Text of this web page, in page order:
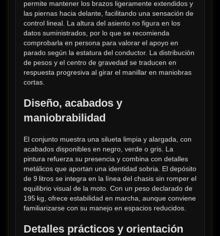
permite mantener los brazos ligeramente extendidos y
las piernas hacia delante, facilitando una sensación de
control lineal. La altura del asiento no figura en los
datos suministrados, por lo que se recomienda
comprobarla en persona para valorar el apoyo en
parado según la estatura del conductor. La distribución
de pesos y el centro de gravedad se traducen en
respuesta progresiva al girar el manillar en maniobras
cortas.
Diseño, acabados y
maniobrabilidad
El conjunto muestra una silueta limpia y alargada, con
acabados disponibles en negro, verde o gris. La
pintura refuerza su presencia y combina con detalles
metálicos que aportan una identidad sobria. El depósito
de 9 litros se integra en la línea del chasis sin romper el
equilibrio visual de la moto. Con un peso declarado de
195 kg, ofrece estabilidad en marcha, aunque conviene
familiarizarse con su manejo en espacios reducidos.
Detalles prácticos y orientación